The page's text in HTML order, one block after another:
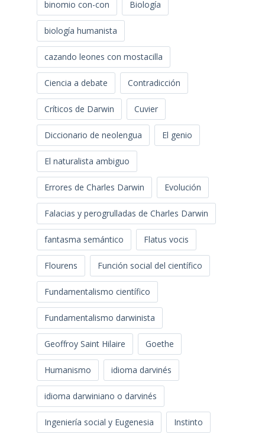
binomio con-con Biología
biología humanista
cazando leones con mostacilla
Ciencia a debate Contradicción
Críticos de Darwin Cuvier
Diccionario de neolengua El genio
El naturalista ambiguo
Errores de Charles Darwin Evolución
Falacias y perogrulladas de Charles Darwin
fantasma semántico Flatus vocis
Flourens Función social del científico
Fundamentalismo científico
Fundamentalismo darwinista
Geoffroy Saint Hilaire Goethe
Humanismo idioma darvinés
idioma darwiniano o darvinés
Ingeniería social y Eugenesia Instinto